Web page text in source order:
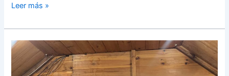
Leer más »
Dialogando
sobre
espacio